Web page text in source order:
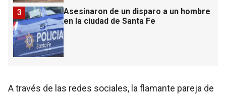
Asesinaron de un disparo a un hombre
en la ciudad de Santa Fe
3
A través de las redes sociales, la flamante pareja de